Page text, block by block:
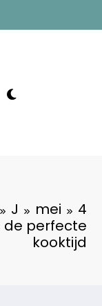
J mei
4
de perfecte
kooktijd